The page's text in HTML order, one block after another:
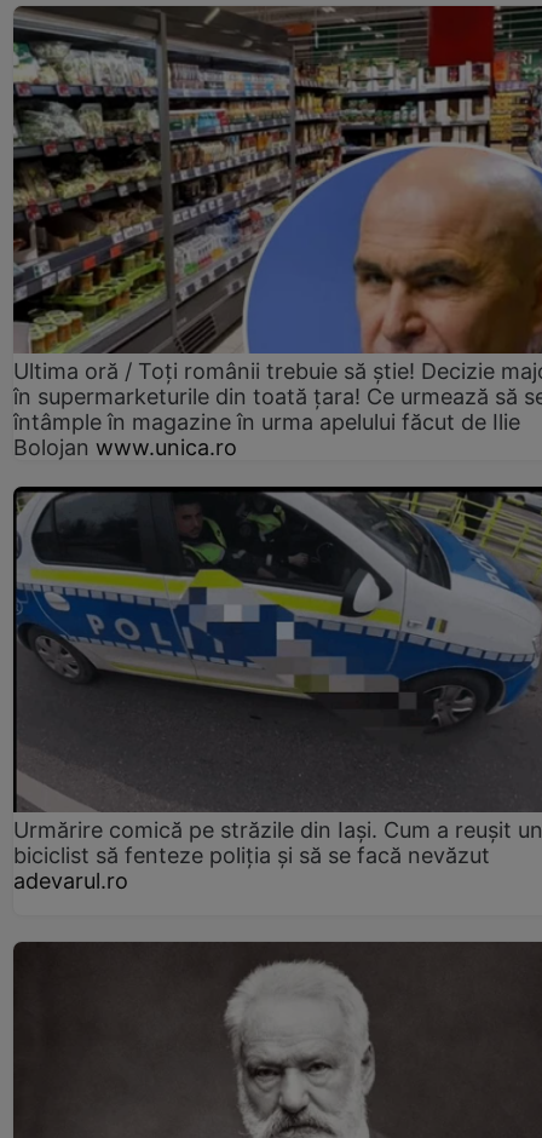
Ultima oră / Toți românii trebuie să știe! Decizie
în supermarketurile din toată țara! Ce urmează să
întâmple în magazine în urma apelului făcut de Ilie
Bolojan www.unica.ro
Urmărire comică pe străzile din Iași. Cum a reușit un
biciclist să fenteze poliția și să se facă nevăzut
adevarul.ro